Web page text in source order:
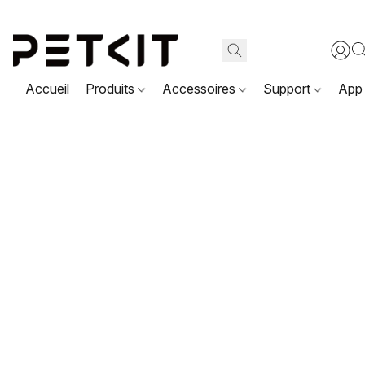
Accueil Produits Accessoires Support App